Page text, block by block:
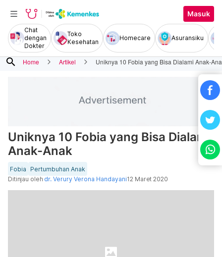
Masuk
Chat
dengan
Dokter
Toko
Kesehatan
Homecare Asuransiku
search Home Artikel Uniknya 10 Fobia yang Bisa Dialami Anak-
Uniknya 10 Fobia yang Bisa Dialami
Anak-Anak
Fobia
Pertumbuhan Anak
Ditinjau oleh dr. Verury Verona Handayani12 Maret 2020